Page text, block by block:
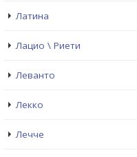
Латина
Лацио \ Риети
Леванто
Лекко
Лечче